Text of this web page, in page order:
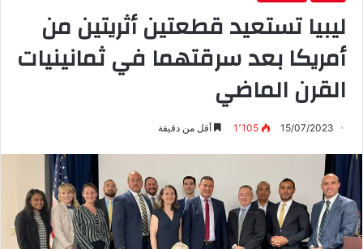
ليبيا تستعيد قطعتين أثريتين من
أمريكا بعد سرقتهما في ثمانينيات
القرن الماضي
15/07/2023 1٬105 أقل من دقيقة